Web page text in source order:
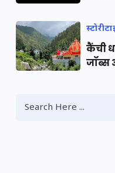
कैंची
जॉब्स